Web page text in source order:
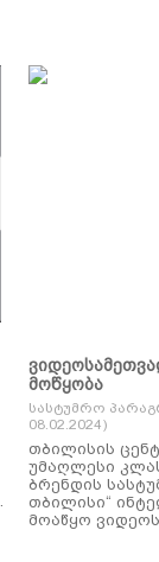
მოწყობა
სასტუმრო
08.02.2024)
თბილისის
უმაღლესი
ბრენდის
თბილისი“
მოაწყო